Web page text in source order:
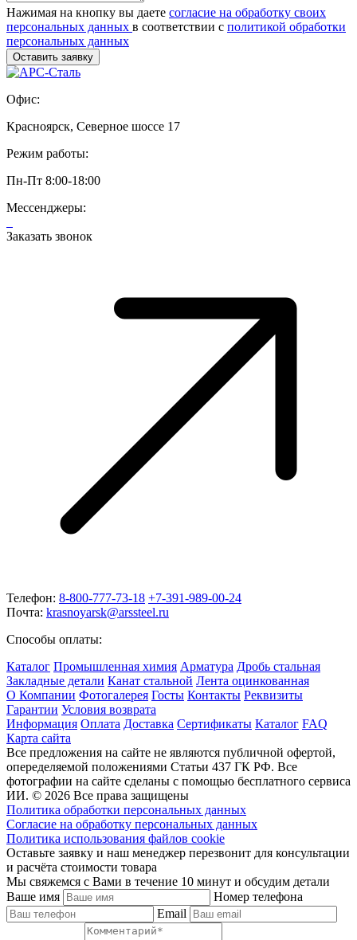
Нажимая на кнопку вы даете согласие на обработку своих
персональных данных в соответствии с политикой обработки
персональных данных
Офис:
Красноярск, Северное шоссе 17
Режим работы:
Пн-Пт 8:00-18:00
Мессенджеры:
Заказать звонок
Телефон: 8-800-777-73-18 +7-391-989-00-24
Почта: krasnoyarsk@arssteel.ru
Способы оплаты:
Каталог Промышленная химия Арматура Дробь стальная
Закладные детали Канат стальной Лента оцинкованная
О Компании Фотогалерея Госты Контакты Реквизиты
Гарантии Условия возврата
Информация Оплата Доставка Сертификаты Каталог FAQ
Карта сайта
Все предложения на сайте не являются публичной офертой,
опеределяемой положениями Статьи 437 ГК РФ. Все
фотографии на сайте сделаны с помощью бесплатного сервиса
ИИ. © 2026 Все права защищены
Политика обработки персональных данных
Согласие на обработку персональных данных
Политика использования файлов cookie
Оставьте заявку и наш менеджер перезвонит для консультации
и расчёта стоимости товара
Мы свяжемся с Вами в течение 10 минут и обсудим детали
Ваше имя
Номер телефона
Email